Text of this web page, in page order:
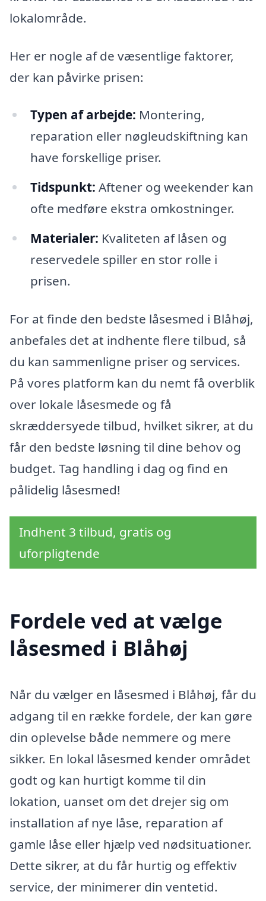
lokalområde.
Her er nogle af de væsentlige faktorer,
der kan påvirke prisen:
Typen af arbejde: Montering,
reparation eller nøgleudskiftning kan
have forskellige priser.
Tidspunkt: Aftener og weekender kan
ofte medføre ekstra omkostninger.
Materialer: Kvaliteten af låsen og
reservedele spiller en stor rolle i
prisen.
For at finde den bedste låsesmed i Blåhøj,
anbefales det at indhente flere tilbud, så
du kan sammenligne priser og services.
På vores platform kan du nemt få overblik
over lokale låsesmede og få
skræddersyede tilbud, hvilket sikrer, at du
får den bedste løsning til dine behov og
budget. Tag handling i dag og find en
pålidelig låsesmed!
Indhent 3 tilbud, gratis og
uforpligtende
Fordele ved at vælge
låsesmed i Blåhøj
Når du vælger en låsesmed i Blåhøj, får du
adgang til en række fordele, der kan gøre
din oplevelse både nemmere og mere
sikker. En lokal låsesmed kender området
godt og kan hurtigt komme til din
lokation, uanset om det drejer sig om
installation af nye låse, reparation af
gamle låse eller hjælp ved nødsituationer.
Dette sikrer, at du får hurtig og effektiv
service, der minimerer din ventetid.